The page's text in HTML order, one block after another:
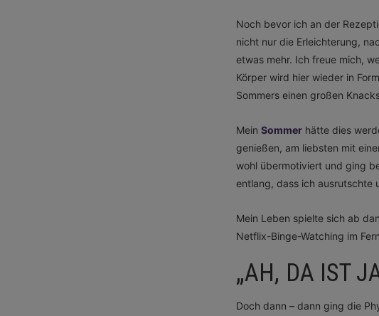
Noch bevor ich an der
nicht nur die Erleichterung,
etwas mehr. Ich freue mich,
Körper wird hier wieder in
Sommers einen großen
Mein Sommer hätte dies
genießen, am liebsten mit
wohl übermotiviert und ging
entlang, dass ich ausrutschte
Mein Leben spielte sich ab
Netflix-Binge-Watching im
„AH, DA IST
Doch dann – dann ging die